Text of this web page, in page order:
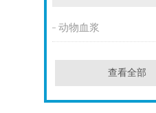
动物血浆
查看全部